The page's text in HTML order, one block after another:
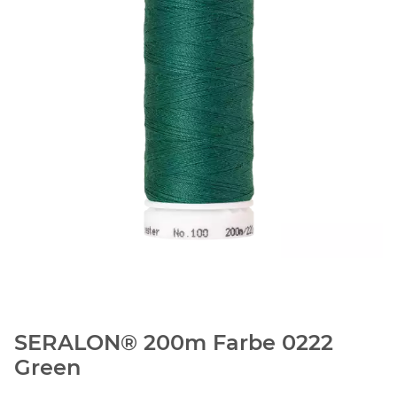
SERALON® 200m Farbe 0222
Green